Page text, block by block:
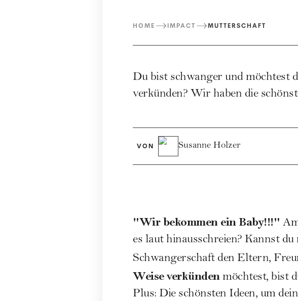
HOME IMPACT MUTTERSCHAFT
Du bist schwanger und möchtest
verkünden? Wir haben die
VON Susanne Holzer
"Wir bekommen ein Baby!!!"
es laut hinausschreien? Kannst
Schwangerschaftden Eltern,
Weise verkündenmöchtest, bist
Plus: Die schönsten Ideen, um